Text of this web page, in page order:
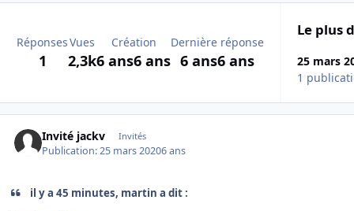
Réponses
1
Vues
2,3k
Création
6 ans6 ans
Dernière réponse
6 ans6 ans
Le plus
25 mars
1
Invité jackv Invités
Publication:25 mars 20206 ans
il y a 45 minutes, martin a dit :